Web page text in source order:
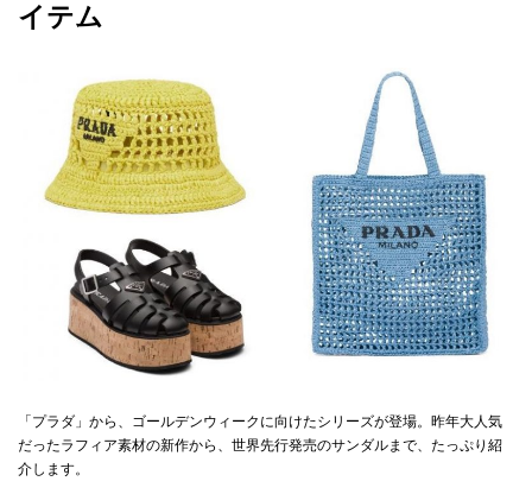
イテム
「プラダ」から、ゴールデンウィークに向けたシリーズが登場。昨年大人気
だったラフィア素材の新作から、世界先行発売のサンダルまで、たっぷり紹
介します。